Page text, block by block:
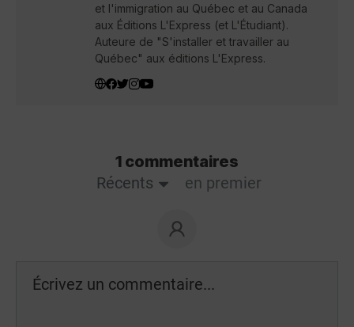
et l'immigration au Québec et au Canada
aux Éditions L'Express (et L'Étudiant).
Auteure de "S'installer et travailler au
Québec" aux éditions L'Express.
1 commentaires
Récents
en premier